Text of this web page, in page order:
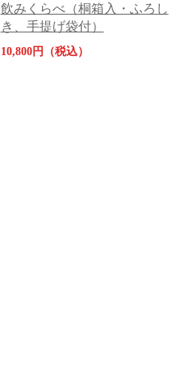
飲みくらべ（桐箱入・ふろし
き、手提げ袋付）
10,800円（税込）